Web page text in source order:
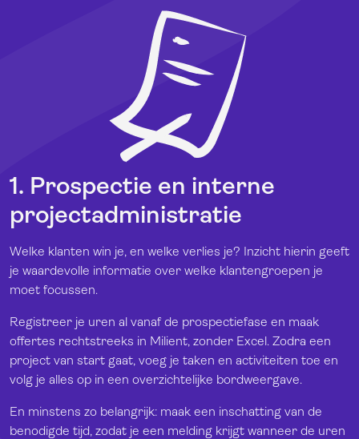
1. Prospectie en interne
projectadministratie
Welke klanten win je, en welke verlies je? Inzicht hierin geeft
je waardevolle informatie over welke klantengroepen je
moet focussen.
Registreer je uren al vanaf de prospectiefase en maak
offertes rechtstreeks in Milient, zonder Excel. Zodra een
project van start gaat, voeg je taken en activiteiten toe en
volg je alles op in een overzichtelijke bordweergave.
En minstens zo belangrijk: maak een inschatting van de
benodigde tijd, zodat je een melding krijgt wanneer de uren